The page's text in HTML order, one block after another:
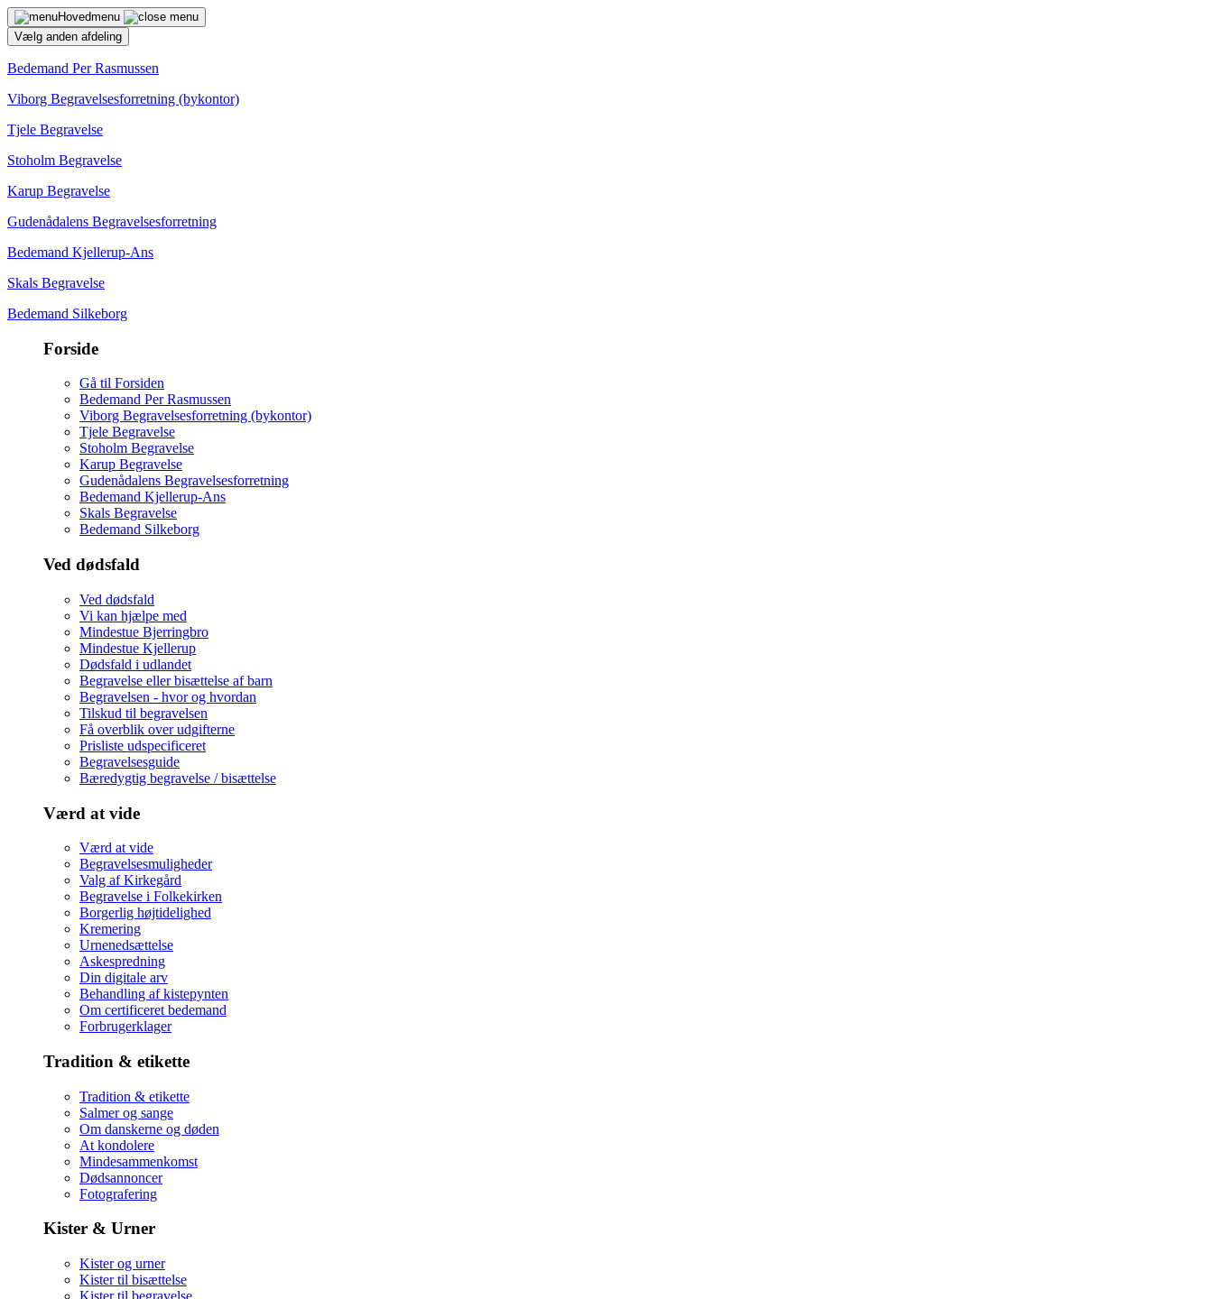
Hovedmenu
Vælg anden afdeling
Bedemand Per Rasmussen
Viborg Begravelsesforretning (bykontor)
Tjele Begravelse
Stoholm Begravelse
Karup Begravelse
Gudenådalens Begravelsesforretning
Bedemand Kjellerup-Ans
Skals Begravelse
Bedemand Silkeborg
Forside
Gå til Forsiden
Bedemand Per Rasmussen
Viborg Begravelsesforretning (bykontor)
Tjele Begravelse
Stoholm Begravelse
Karup Begravelse
Gudenådalens Begravelsesforretning
Bedemand Kjellerup-Ans
Skals Begravelse
Bedemand Silkeborg
Ved dødsfald
Ved dødsfald
Vi kan hjælpe med
Mindestue Bjerringbro
Mindestue Kjellerup
Dødsfald i udlandet
Begravelse eller bisættelse af barn
Begravelsen - hvor og hvordan
Tilskud til begravelsen
Få overblik over udgifterne
Prisliste udspecificeret
Begravelsesguide
Bæredygtig begravelse / bisættelse
Værd at vide
Værd at vide
Begravelsesmuligheder
Valg af Kirkegård
Begravelse i Folkekirken
Borgerlig højtidelighed
Kremering
Urnenedsættelse
Askespredning
Din digitale arv
Behandling af kistepynten
Om certificeret bedemand
Forbrugerklager
Tradition & etikette
Tradition & etikette
Salmer og sange
Om danskerne og døden
At kondolere
Mindesammenkomst
Dødsannoncer
Fotografering
Kister & Urner
Kister og urner
Kister til bisættelse